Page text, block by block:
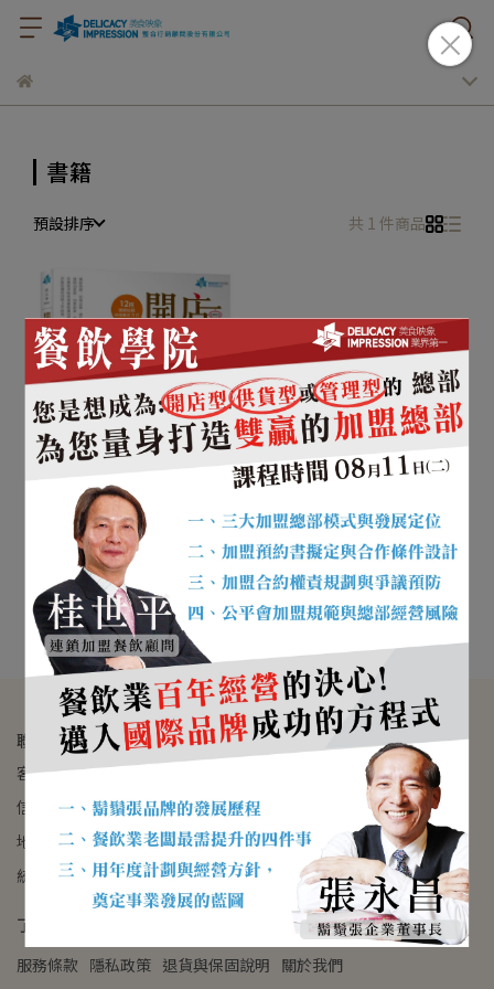
書籍
預設排序 共 1 件商品
開店成功學
NT$599
加入購物車
聯絡資訊
客服專線：02-2299-4841
信箱：delicacy.imp004@gmail.com
地址：242新北市新莊區五權一路90號
統一編號：13013443
了解我們
服務條款 隱私政策 退貨與保固說明 關於我們